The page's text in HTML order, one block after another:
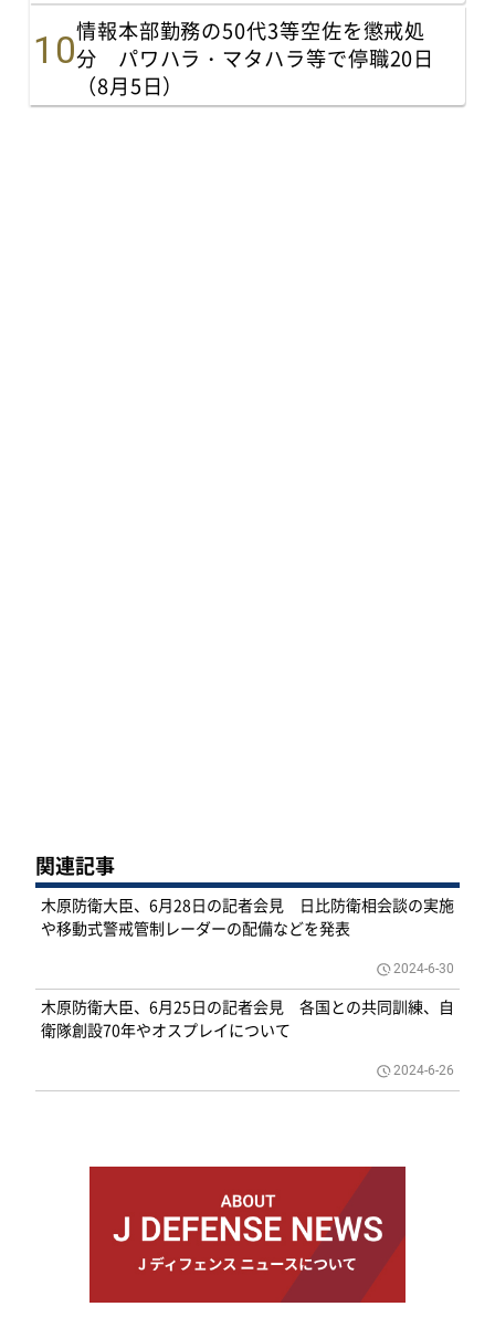
情報本部勤務の50代3等空佐を懲戒処
分 パワハラ・マタハラ等で停職20日
（8月5日）
関連記事
木原防衛大臣、6月28日の記者会見 日比防衛相会談の実施
や移動式警戒管制レーダーの配備などを発表
2024-6-30
木原防衛大臣、6月25日の記者会見 各国との共同訓練、自
衛隊創設70年やオスプレイについて
2024-6-26